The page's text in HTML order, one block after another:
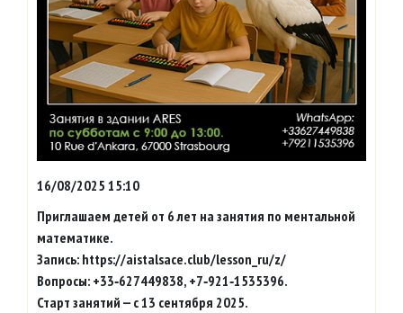
16/08/2025 15:10
Приглашаем детей от 6 лет на занятия по ментальной
математике.
Запись: https://aistalsace.club/lesson_ru/z/
Вопросы: +33‑627449838, +7‑921‑1535396.
Старт занятий — с 13 сентября 2025.